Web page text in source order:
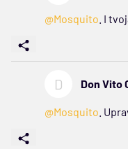
@Mosquito . I
D Don Vito
@Mosquito .